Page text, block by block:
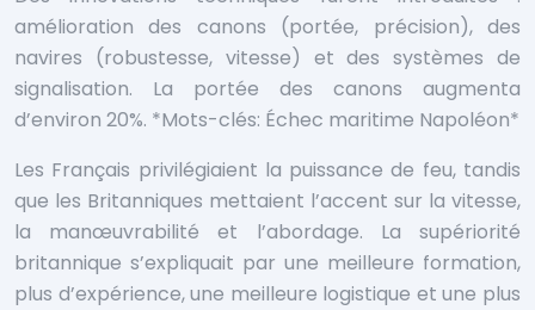
amélioration des canons (portée, précision), des
navires (robustesse, vitesse) et des systèmes de
signalisation. La portée des canons augmenta
d’environ 20%. *Mots-clés: Échec maritime Napoléon*
Les Français privilégiaient la puissance de feu, tandis
que les Britanniques mettaient l’accent sur la vitesse,
la manœuvrabilité et l’abordage. La supériorité
britannique s’expliquait par une meilleure formation,
plus d’expérience, une meilleure logistique et une plus